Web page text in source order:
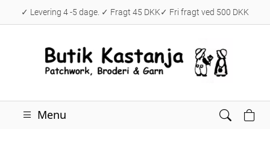
✓ Levering 4 -5 dage. ✓ Fragt 45 DKK✓ Fri fragt ved 500 DKK
Menu